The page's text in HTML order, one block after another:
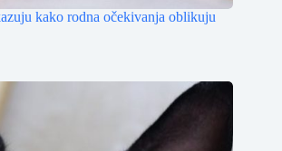
kako rodna očekivanja oblikuju